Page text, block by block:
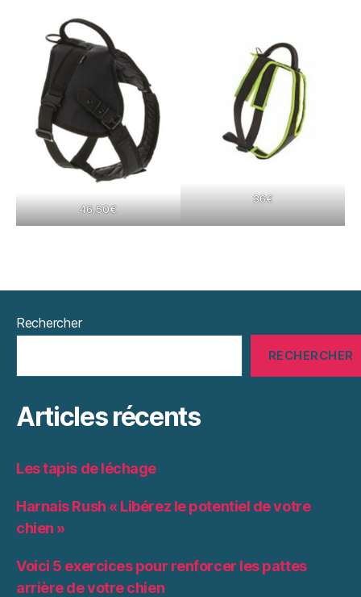
46,50€
36€
Rechercher
RECHERCHER
Articles récents
Les tapis de léchage
Harnais Rush « Libérez le potentiel de votre
chien »
Voici 5 exercices pour renforcer les pattes
arrière de votre chien